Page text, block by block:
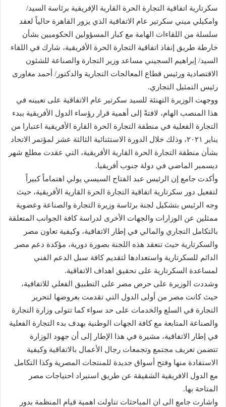
سكرتارية اتفاقية التجارة الحرة القارية الإفريقية برئاسة السيد/
وامكيلي ميني سكرتير عام الاتفاقية الذي يزور القاهرة حالياً لعقد
سلسلة من اللقاءات الهامة مع كبار المسؤولين الحكوميين بشأن
خارطة طريق إنفاذ اتفاقية التجارة الحرة الأفريقية، شارك في اللقاء
السيد/ إبراهيم السجيني مساعد وزير التجارة والصناعة للشئون
الاقتصادية ورئيس قطاع المعالجات التجارية والدكتور/ أحمد مغاورى
رئيس التمثيل التجاري.
ووجهت الوزيرة التهنئة للسيد سكرتير عام الاتفاقية على تعيينه في
هذا المنصب الهام، لافتةً إلى أهمية قرار رؤساء الدول الأفريقية ببدء
التجارة الفعلية في منطقة التجارة الحرة القارة الأفريقية اعتبارا من
يناير ۲۰۲۱، وذلك خلال الدورة الاستثنائية الثالثة عشر لمؤتمر الاتحاد
بشأن منطقة التجارة الحرة القارية الأفريقية، التي عقدت مطلع شهر
ديسمبر الماضي في دولة جنوب أفريقيا.
وأكدت جامع إن الرئيس عبد الفتاح السيسي يولي اهتماماً كبيراً
لتفعيل دور سكرتارية اتفاقية التجارة الحرة القارية الأفريقية، حيث
وجه الرئيس بتشكيل لجنة برئاسة وزيرة التجارة والصناعة وعضوية
ممثلين عن الوزارات والجهات الأخرى لدراسة كافة الجوانب المتعلقة
بالتكامل التجاري والمالي في إطار الاتفاقية، وكيفية تعاون مصر
والسكرتارية حيث تنعقد هذه اللجنة بصورة دورية، مؤكدة دعم مصر
الدائم للسكرتارية واستعدادها لتقديم كافة سبل الدعم الفني
لمساعدة السكرتارية على تحقيق اهداف الاتفاقية.
وشددت الوزيرة على حرص مصر على التطبيق الفعلي للاتفاقية،
حيث كانت مصر من أولى الدول التي تقدمت بعروضها لتحرير
التجارة في السلع والخدمات على حد سواء كما تتولى وزارة التجارة
والصناعة المتابعة مع كافة الجهات الوطنية بهدف بدء التجارة الفعلية
في إطار الاتفاقية، مشيرة في هذا الإطار إلى أن جهود الوزارة
تتضمن تعريف مجتمع وتجمعات رجال الأعمال بالاتفاقية وكيفية
الاستفادة منها وفتح أسواق جديدة للمنتجات المصرية وكذا التكامل
مع الدول الافريقية الشقيقة عن طريق استيراد احتياجات مصر
المتاحة بها.
واشارت جامع الى ان المباحثات تناولت اهمية قيام المنظمة بدور